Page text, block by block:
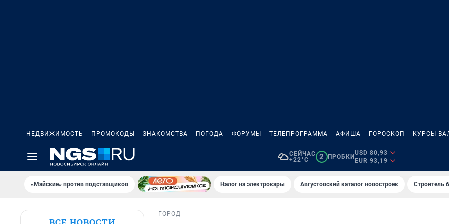
НЕДВИЖИМОСТЬ ПРОМОКОДЫ ЗНАКОМСТВА ПОГОДА ФОРУМЫ ТЕЛЕПРОГРАММА АФИША ГОРОСКОП КУРСЫ
СЕЙЧАС
+22°C
2 ПРОБКИ
USD 80,93
EUR 93,19
«Майские» против подставщиков Налог на электрокары Августовский каталог новостроек Строитель
ГОРОД